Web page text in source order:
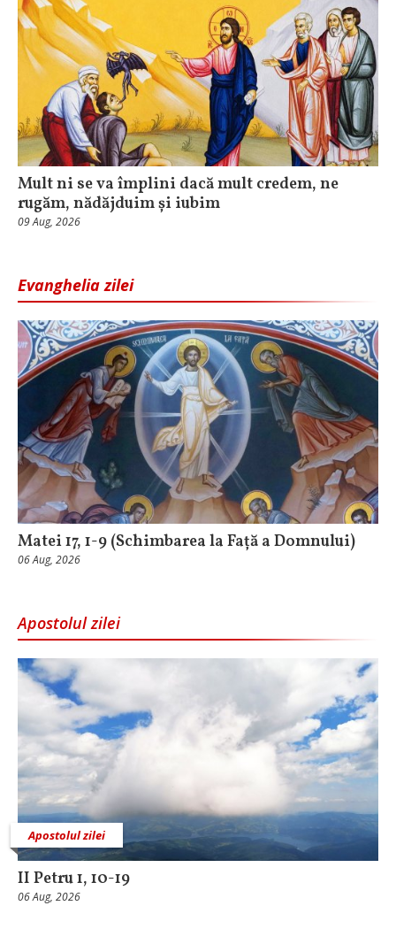
Mult ni se va împlini dacă mult credem, ne
rugăm, nădăjduim și iubim
09 Aug, 2026
Evanghelia zilei
Matei 17, 1-9 (Schimbarea la Față a Domnului)
06 Aug, 2026
Apostolul zilei
Apostolul zilei
II Petru 1, 10-19
06 Aug, 2026